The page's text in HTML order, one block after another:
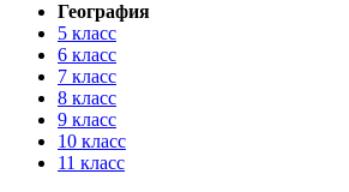
География
5 класс
6 класс
7 класс
8 класс
9 класс
10 класс
11 класс